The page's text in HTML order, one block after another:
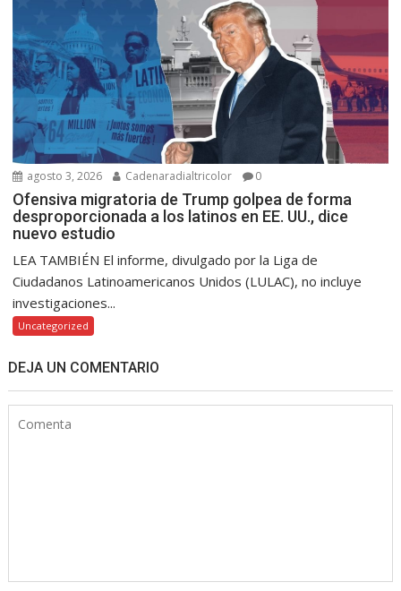
agosto 3, 2026 Cadenaradialtricolor 0
Ofensiva migratoria de Trump golpea de forma
desproporcionada a los latinos en EE. UU., dice
nuevo estudio
LEA TAMBIÉN El informe, divulgado por la Liga de
Ciudadanos Latinoamericanos Unidos (LULAC), no incluye
investigaciones...
Uncategorized
DEJA UN COMENTARIO